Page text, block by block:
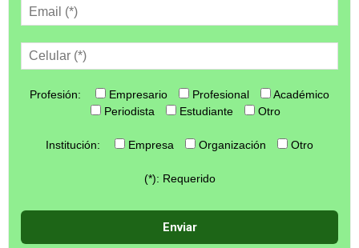
Profesión: Empresario Profesional
Académico
Periodista
Estudiante Otro
Institución: Empresa Organización Otro
(*): Requerido